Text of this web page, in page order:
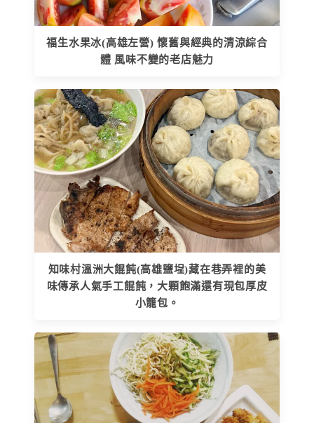
福生水果冰(高雄左營) 懷舊與經典的清涼綜合
體 風味不變的老店魅力
知味村溫洲大餛飩(高雄鹽埕)藏在巷弄裡的美
味傳承人氣手工餛飩，大顆飽滿還有現包厚皮
小籠包。